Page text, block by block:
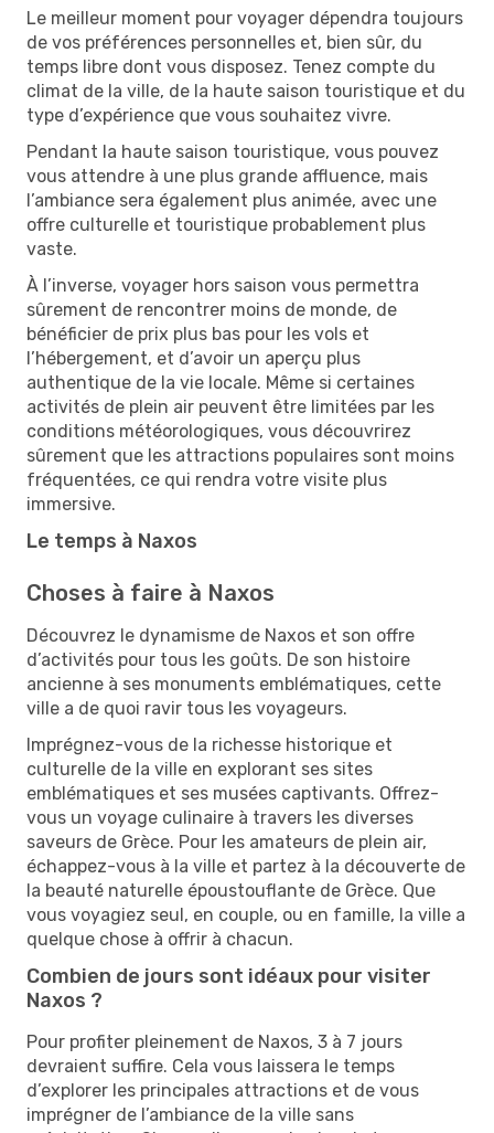
Le meilleur moment pour voyager dépendra toujours
de vos préférences personnelles et, bien sûr, du
temps libre dont vous disposez. Tenez compte du
climat de la ville, de la haute saison touristique et du
type d’expérience que vous souhaitez vivre.
Pendant la haute saison touristique, vous pouvez
vous attendre à une plus grande affluence, mais
l’ambiance sera également plus animée, avec une
offre culturelle et touristique probablement plus
vaste.
À l’inverse, voyager hors saison vous permettra
sûrement de rencontrer moins de monde, de
bénéficier de prix plus bas pour les vols et
l’hébergement, et d’avoir un aperçu plus
authentique de la vie locale. Même si certaines
activités de plein air peuvent être limitées par les
conditions météorologiques, vous découvrirez
sûrement que les attractions populaires sont moins
fréquentées, ce qui rendra votre visite plus
immersive.
Le temps à Naxos
Choses à faire à Naxos
Découvrez le dynamisme de Naxos et son offre
d’activités pour tous les goûts. De son histoire
ancienne à ses monuments emblématiques, cette
ville a de quoi ravir tous les voyageurs.
Imprégnez-vous de la richesse historique et
culturelle de la ville en explorant ses sites
emblématiques et ses musées captivants. Offrez-
vous un voyage culinaire à travers les diverses
saveurs de Grèce. Pour les amateurs de plein air,
échappez-vous à la ville et partez à la découverte de
la beauté naturelle époustouflante de Grèce. Que
vous voyagiez seul, en couple, ou en famille, la ville a
quelque chose à offrir à chacun.
Combien de jours sont idéaux pour visiter
Naxos ?
Pour profiter pleinement de Naxos, 3 à 7 jours
devraient suffire. Cela vous laissera le temps
d’explorer les principales attractions et de vous
imprégner de l’ambiance de la ville sans